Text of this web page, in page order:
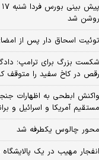
روشن شد
توئیت اسحاق دار پس از
شکست بزرگ برای ترامپ؛
رقص در کاخ سفید را متوقف
واکنش ابطحی به اظهارات
مستقیم آمریکا و اسرائیل و
محور چالوس یکطرفه شد
انفجار مهیب در یک